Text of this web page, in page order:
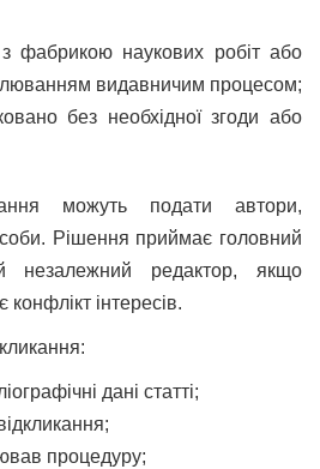
з фабрикою наукових робіт або
видавничим процесом;
без необхідної згоди або
можуть подати автори,
Рішення приймає головний
незалежний редактор, якщо
інтересів.
дані статті;
процедуру;